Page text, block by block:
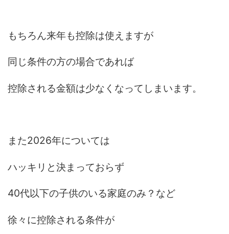
もちろん来年も控除は使えますが
同じ条件の方の場合であれば
控除される金額は少なくなってしまいます。
また2026年については
ハッキリと決まっておらず
40代以下の子供のいる家庭のみ？など
徐々に控除される条件が